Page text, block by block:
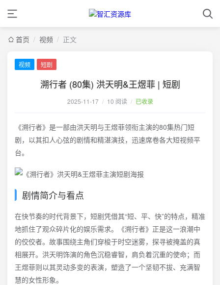
首页 / 视频 / 正文
视频 短剧
溯行者 (80集) 洪天明&王煜菲 | 短剧
2025-11-17 / 10 阅读 / 已收录
《溯行者》是一部由洪天明与王煜菲领衔主演的80集热门短
剧，以其扣人心弦的剧情和精湛演技，迅速席卷各大短视频平
台。
剧情简介与看点
在快节奏的时代背景下，短剧凭借其“短、平、快”的特点，精准
地抓住了观众碎片化的娱乐需求。《溯行者》正是这一浪潮中
的佼佼者。故事围绕主角们穿梭于时空迷雾，探寻被掩盖的真
相展开。洪天明饰演的角色沉稳睿智，肩负着沉重的使命；而
王煜菲则以其灵动多变的表演，塑造了一个坚韧不拔、充满智
慧的女性形象。